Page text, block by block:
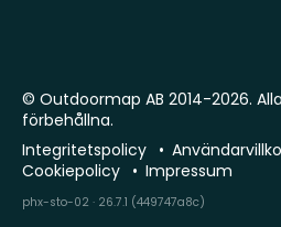
© Outdoormap AB 2014-2026.
förbehållna.
Integritetspolicy
Cookiepolicy
Impressum
phx-sto-02 · 26.7.1 (449747a8c)